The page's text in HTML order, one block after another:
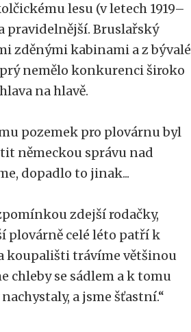
lesu (v letech 1919–
pravidelnější. Bruslařský
zděnými kabinami a z bývalé
nemělo konkurenci široko
na hlavě.
pozemek pro plovárnu byl
německou správu nad
dopadlo to jinak...
zdejší rodačky,
plovárně celé léto patří k
koupališti trávíme většinou
chleby se sádlem a k tomu
a jsme šťastní.“